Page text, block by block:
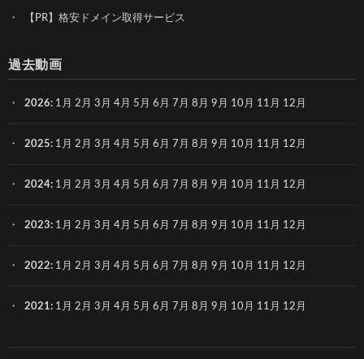
【PR】格安ドメイン取得サービス
過去動画
2026: 1月 2月 3月 4月 5月 6月 7月 8月 9月 10月 11月 12月
2025: 1月 2月 3月 4月 5月 6月 7月 8月 9月 10月 11月 12月
2024: 1月 2月 3月 4月 5月 6月 7月 8月 9月 10月 11月 12月
2023: 1月 2月 3月 4月 5月 6月 7月 8月 9月 10月 11月 12月
2022: 1月 2月 3月 4月 5月 6月 7月 8月 9月 10月 11月 12月
2021: 1月 2月 3月 4月 5月 6月 7月 8月 9月 10月 11月 12月